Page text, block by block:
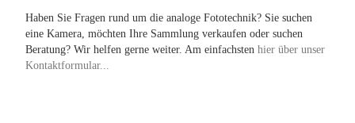
Haben Sie Fragen rund um die analoge Fototechnik? Sie suchen
eine Kamera, möchten Ihre Sammlung verkaufen oder suchen
Beratung? Wir helfen gerne weiter. Am einfachsten hier über unser
Kontaktformular...